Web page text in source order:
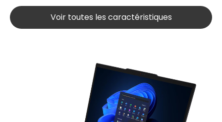
Voir toutes les caractéristiques